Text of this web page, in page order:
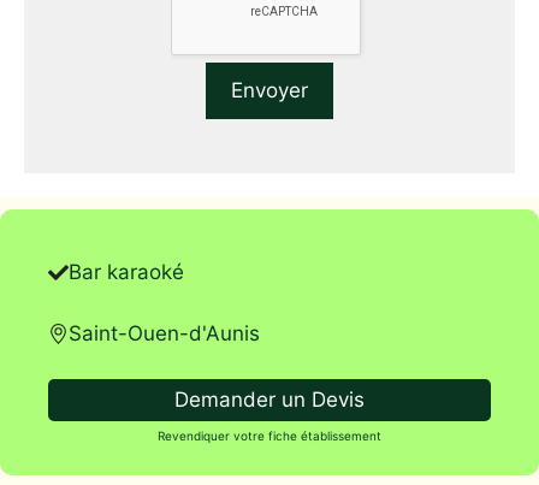
Bar karaoké
Saint-Ouen-d'Aunis
Demander un Devis
Revendiquer votre fiche établissement